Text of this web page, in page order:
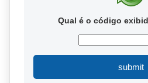
Qual é o código
submit